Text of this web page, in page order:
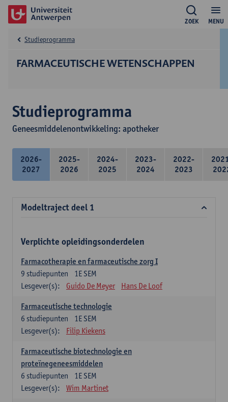
MENU
ZOEK
FARMACEUTISCHE WETENSCHAPPEN
Studieprogramma
Studieprogramma
Geneesmiddelenontwikkeling: apotheker
2026-
2027
2025-
2026
2024-
2025
2023-
2024
2022-
2023
Modeltraject deel 1
Verplichte opleidingsonderdelen
Farmacotherapie en farmaceutische zorg I
1E SEM
9 studiepunten
Lesgever(s):
Guido De Meyer Hans De Loof
Farmaceutische technologie
1E SEM
6 studiepunten
Lesgever(s):
Filip Kiekens
Farmaceutische biotechnologie en
proteïnegeneesmiddelen
1E SEM
6 studiepunten
Lesgever(s):
Wim Martinet